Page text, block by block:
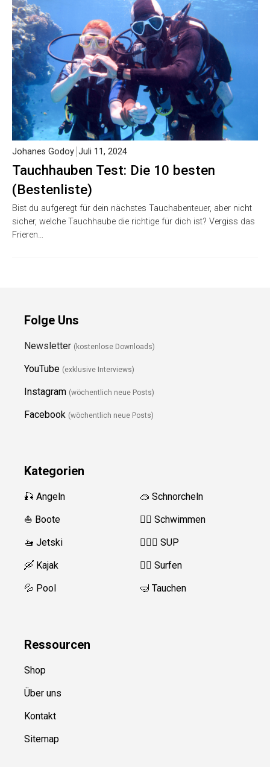
Tauchhauben Test: Die 10 besten
(Bestenliste)
Johanes Godoy Juli 11, 2024
Bist du aufgeregt für dein nächstes Tauchabenteuer, aber nicht
sicher, welche Tauchhaube die richtige für dich ist? Vergiss das
Frieren…
Folge Uns
Newsletter (kostenlose Downloads)
YouTube (exklusive Interviews)
Instagram (wöchentlich neue Posts)
Facebook (wöchentlich neue Posts)
Kategorien
🎣 Angeln
⛵️ Boote
🚤 Jetski
🛶 Kajak
💦 Pool
🥽 Schnorcheln
🏊‍♂️ Schwimmen
🏄‍♀️🛶 SUP
🏄‍♂️ Surfen
🤿 Tauchen
Ressourcen
Shop
Über uns
Kontakt
Sitemap